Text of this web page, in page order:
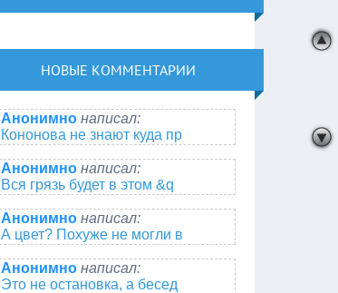
НОВЫЕ КОММЕНТАРИИ
Анонимно написал:
Кононова не знают куда пр
Анонимно написал:
Вся грязь будет в этом &q
Анонимно написал:
А цвет? Похуже не могли в
Анонимно написал:
Это не остановка, а бесед